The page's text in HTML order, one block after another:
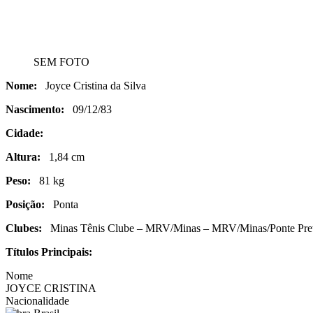
SEM FOTO
Nome: Joyce Cristina da Silva
Nascimento: 09/12/83
Cidade:
Altura: 1,84 cm
Peso: 81 kg
Posição: Ponta
Clubes: Minas Tênis Clube – MRV/Minas – MRV/Minas/Ponte
Títulos Principais:
Nome
JOYCE CRISTINA
Nacionalidade